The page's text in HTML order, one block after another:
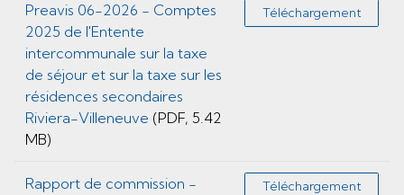
Preavis 06-2026 - Comptes
2025 de l'Entente
intercommunale sur la taxe
de séjour et sur la taxe sur les
résidences secondaires
Riviera-Villeneuve (PDF, 5.42
MB)
Téléchargement
Rapport de commission -
Téléchargement